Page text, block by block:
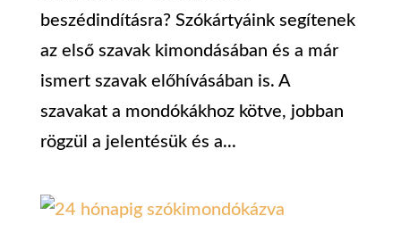
beszédindításra? Szókártyáink segítenek
az első szavak kimondásában és a már
ismert szavak előhívásában is. A
szavakat a mondókákhoz kötve, jobban
rögzül a jelentésük és a...